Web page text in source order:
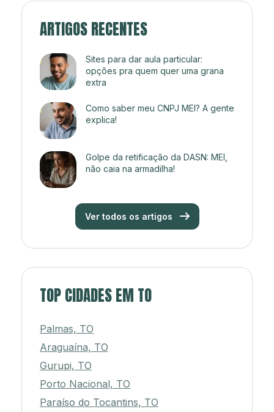
ARTIGOS RECENTES
Sites para dar aula particular:
opções pra quem quer uma grana
extra
Como saber meu CNPJ MEI? A gente
explica!
Golpe da retificação da DASN: MEI,
não caia na armadilha!
Ver todos os artigos
TOP CIDADES EM TO
Palmas, TO
Araguaína, TO
Gurupi, TO
Porto Nacional, TO
Paraíso do Tocantins, TO